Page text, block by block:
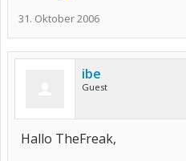
31. Oktober 2006
ibe
Guest
Hallo TheFreak,